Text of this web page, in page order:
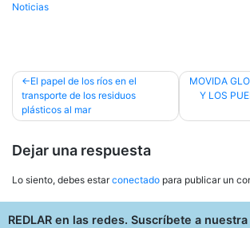
Noticias
Navegación
de
entradas
El papel de los ríos en el
transporte de los residuos
plásticos al mar
MOVIDA
Y LOS
Dejar una respuesta
Lo siento, debes estarconectado para publicar un
REDLAR en las redes. Suscríbete a